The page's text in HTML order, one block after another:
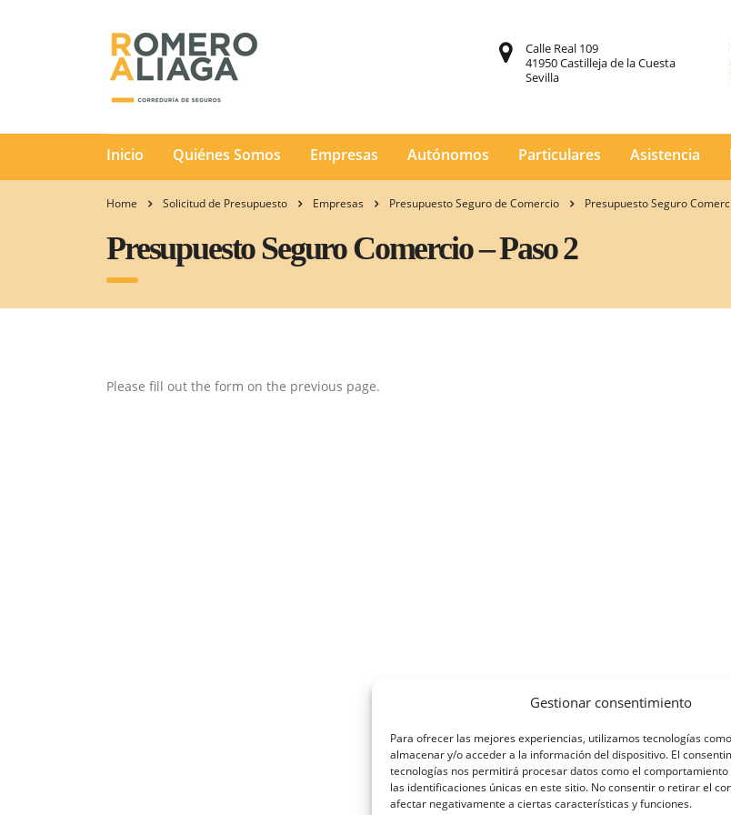
Gestionar consentimiento
Para ofrecer las mejores experiencias, utilizamos tecnologías
almacenar y/o acceder a la información del dispositivo. El
tecnologías nos permitirá procesar datos como el comportamiento
las identificaciones únicas en este sitio. No consentir o retirar el
afectar negativamente a ciertas características y funciones.
Calle Real 109
41950 Castilleja de la Cuesta
Sevilla
Inicio Quiénes Somos Empresas Autónomos Particulares Asistencia
Home Solicitud de Presupuesto Empresas Presupuesto Seguro de Comercio Presupuesto Seguro
Presupuesto Seguro Comercio – Paso 2
Please fill out the form on the previous page.